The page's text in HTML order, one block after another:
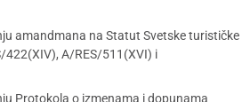
amandmana na Statut Svetske turističke
422(XIV), A/RES/511(XVI) i
Protokola o izmenama i dopunama